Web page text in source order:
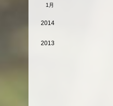
1月
2014
2013